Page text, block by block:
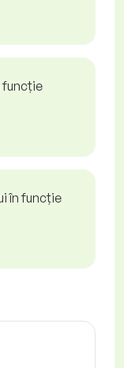
funcție
în funcție